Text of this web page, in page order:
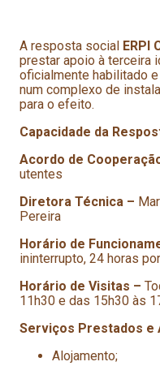
A resposta social ERPI
prestar apoio à terceira
oficialmente habilitado
num complexo de
para o efeito.
Capacidade da
Acordo de
utentes
Diretora Técnica –
Pereira
Horário de
ininterrupto, 24 horas
Horário de Visitas –
11h30 e das 15h30 às
Serviços Prestados e
Alojamento;